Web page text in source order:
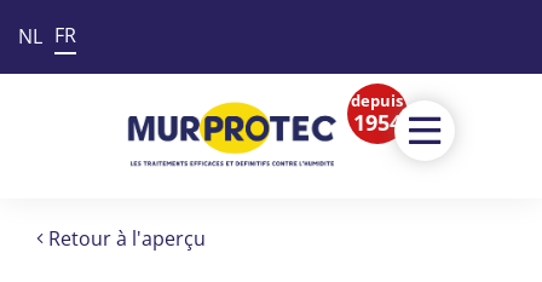
NL FR
depuis
1954
Retour à l'aperçu